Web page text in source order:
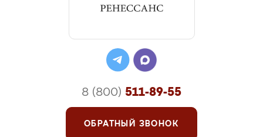
8 (800) 511-89-55
ОБРАТНЫЙ ЗВОНОК